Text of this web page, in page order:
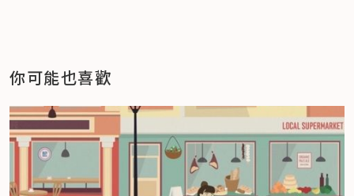
你可能也喜歡